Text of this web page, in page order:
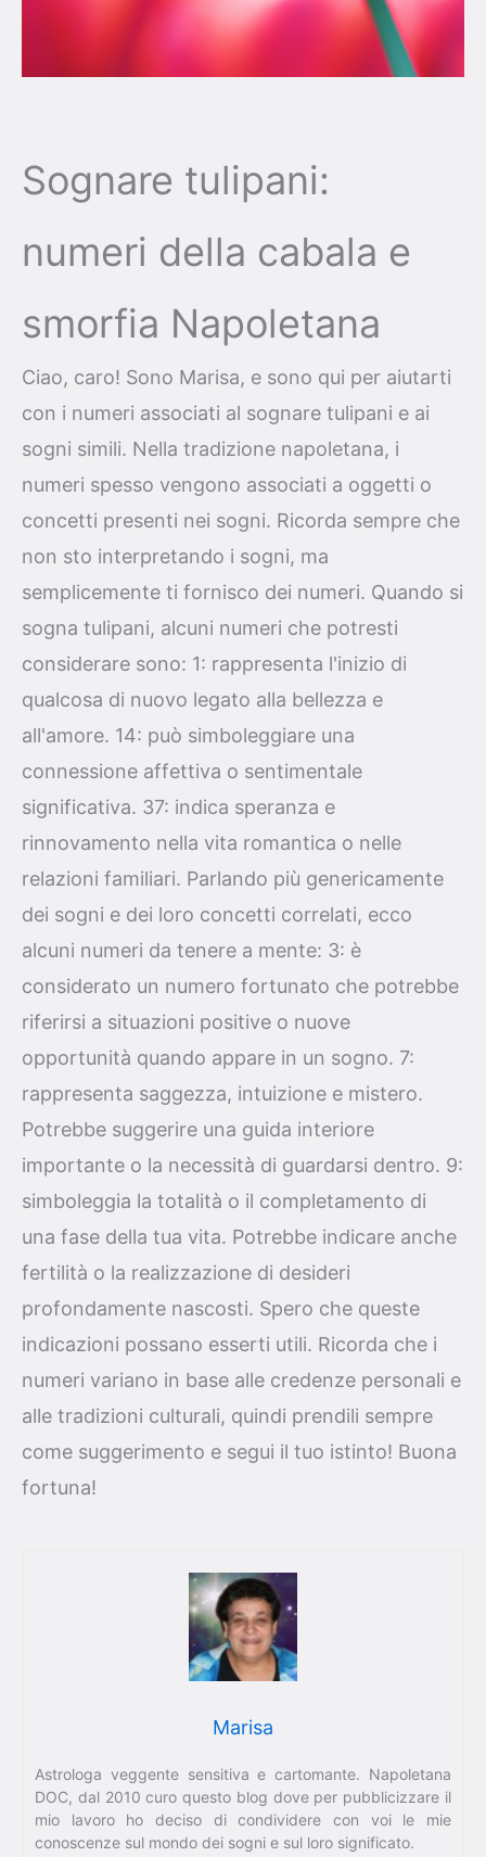
Sognare tulipani:
numeri della cabala e
smorfia Napoletana
Ciao, caro! Sono Marisa, e sono qui per aiutarti
con i numeri associati al sognare tulipani e ai
sogni simili. Nella tradizione napoletana, i
numeri spesso vengono associati a oggetti o
concetti presenti nei sogni. Ricorda sempre che
non sto interpretando i sogni, ma
semplicemente ti fornisco dei numeri. Quando si
sogna tulipani, alcuni numeri che potresti
considerare sono: 1: rappresenta l'inizio di
qualcosa di nuovo legato alla bellezza e
all'amore. 14: può simboleggiare una
connessione affettiva o sentimentale
significativa. 37: indica speranza e
rinnovamento nella vita romantica o nelle
relazioni familiari. Parlando più genericamente
dei sogni e dei loro concetti correlati, ecco
alcuni numeri da tenere a mente: 3: è
considerato un numero fortunato che potrebbe
riferirsi a situazioni positive o nuove
opportunità quando appare in un sogno. 7:
rappresenta saggezza, intuizione e mistero.
Potrebbe suggerire una guida interiore
importante o la necessità di guardarsi dentro. 9:
simboleggia la totalità o il completamento di
una fase della tua vita. Potrebbe indicare anche
fertilità o la realizzazione di desideri
profondamente nascosti. Spero che queste
indicazioni possano esserti utili. Ricorda che i
numeri variano in base alle credenze personali e
alle tradizioni culturali, quindi prendili sempre
come suggerimento e segui il tuo istinto! Buona
fortuna!
Marisa
Astrologa veggente sensitiva e cartomante. Napoletana
DOC, dal 2010 curo questo blog dove per pubblicizzare il
mio lavoro ho deciso di condividere con voi le mie
conoscenze sul mondo dei sogni e sul loro significato.